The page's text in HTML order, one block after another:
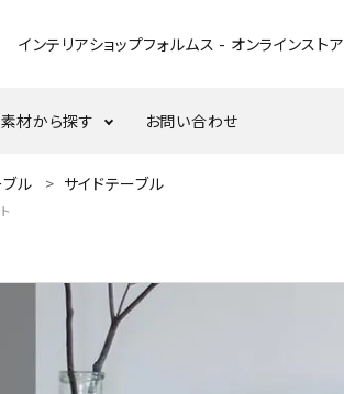
インテリアショップフォルムス - オンラインストア
ンド・天板 デスク
素材から探す
ナラ/オーク
お問い合わせ
search
ル サイドテーブル